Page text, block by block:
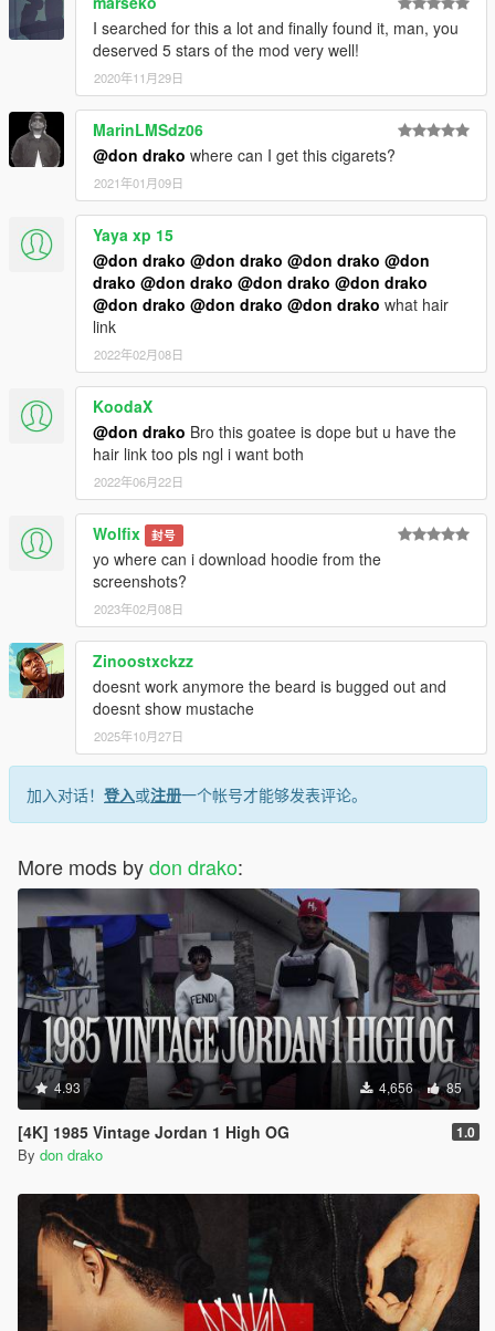
I searched for this a lot and finally found it, man, you
deserved 5 stars of the mod very well!
2020年11月29日
MarinLMSdz06
@don drako where can I get this cigarets?
2021年01月09日
Yaya xp 15
@don drako @don drako @don drako @don
drako @don drako @don drako @don drako
@don drako @don drako @don drako what hair
link
2022年02月08日
KoodaX
@don drako Bro this goatee is dope but u have the
hair link too pls ngl i want both
2022年06月22日
Wolfix 封号
yo where can i download hoodie from the
screenshots?
2023年02月08日
Zinoostxckzz
doesnt work anymore the beard is bugged out and
doesnt show mustache
2025年10月27日
加入对话！ 登入或注册一个帐号才能够发表评论。
More mods bydon drako:
4.93 4,656 85
[4K] 1985 Vintage Jordan 1 High OG 1.0
By don drako